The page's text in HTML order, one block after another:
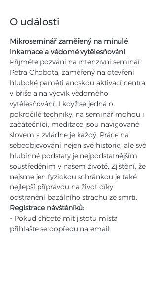
O události
Mikroseminář zaměřený na minulé
inkarnace a vědomé vytělesňování
Přijměte pozvání na intenzivní seminář
Petra Chobota, zaměřený na otevření
hluboké paměti andskou aktivací centra
v břiše a na výcvik vědomého
vytělesňování. I když se jedná o
pokročilé techniky, na seminář mohou i
začátečníci, meditace jsou navigované
slovem a zvládne je každý. Práce na
sebeobjevování nejen své historie, ale své
hlubinné podstaty je nejpodstatnějším
soustředěním v našem životě. Zjištění, že
nejsme jen fyzickou schránkou je také
nejlepší přípravou na život díky
odstranění bazálního strachu ze smrti.
Registrace návštěníků:
- Pokud chcete mít jistotu místa,
přihlašte se dopředu na email: